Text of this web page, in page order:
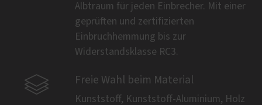
Albtraum für jeden Einbrecher. Mit einer
geprüften und zertifizierten
Einbruchhemmung bis zur
Widerstandsklasse RC3.
 Freie Wahl beim Material
Kunststoff, Kunststoff-Aluminium, Holz